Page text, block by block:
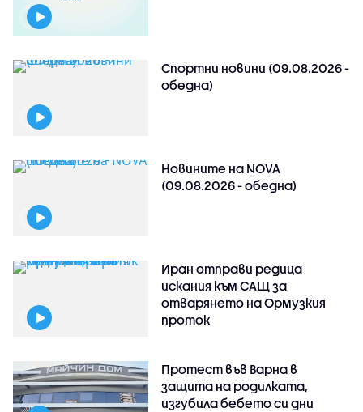
Спортни новини (09.08.2026 -
обедна)
Новините на NOVA
(09.08.2026 - обедна)
Иран отправи редица
искания към САЩ за
отварянето на Ормузкия
проток
Протест във Варна в
защита на родилката,
изгубила бебето си дни